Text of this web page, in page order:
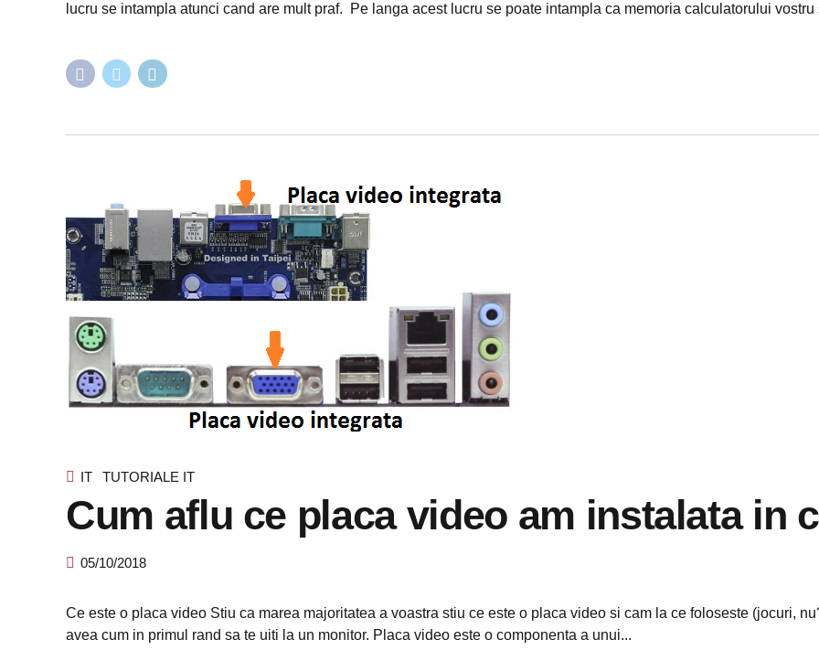
lucru se intampla atunci cand are mult praf. Pe langa acest lucru se poate intampla ca memoria calculatorului
IT TUTORIALE IT
Cum aflu ce placa video am instalata in
05/10/2018
Ce este o placa video Stiu ca marea majoritatea a voastra stiu ce este o placa video si cam la ce foloseste (jocuri,
avea cum in primul rand sa te uiti la un monitor. Placa video este o componenta a unui...